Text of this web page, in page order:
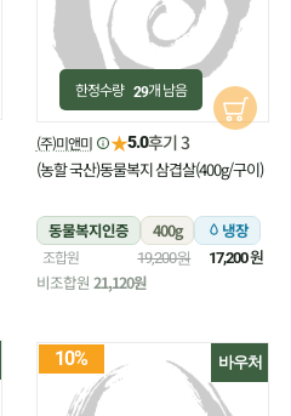
한정수량 29개 남음
(주)미앤미 ★5.0후기 3
(농할 국산)동물복지 삼겹살(400g/구이)
동물복지인증 400g 냉장
조합원 19,200원 17,200원
비조합원 21,120원
바우처
10%